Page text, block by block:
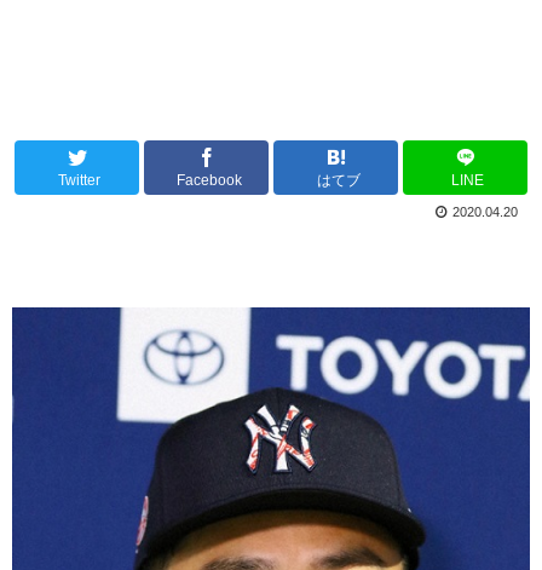
Twitter Facebook はてブ LINE
2020.04.20